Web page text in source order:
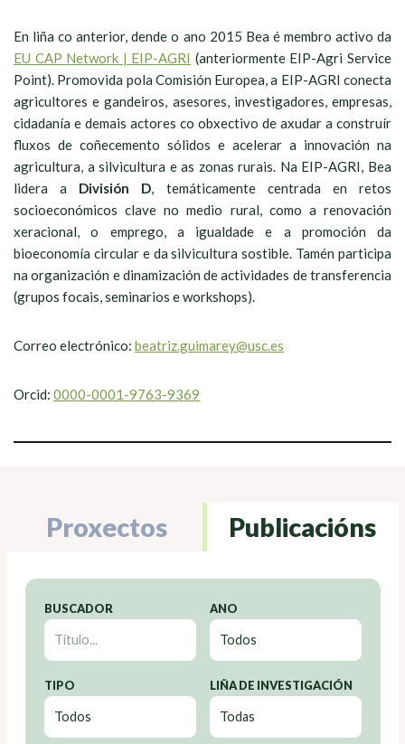
En liña co anterior, dende o ano 2015 Bea é membro activo da
EU CAP Network | EIP-AGRI (anteriormente EIP-Agri Service
Point). Promovida pola Comisión Europea, a EIP-AGRI conecta
agricultores e gandeiros, asesores, investigadores, empresas,
cidadanía e demais actores co obxectivo de axudar a construír
fluxos de coñecemento sólidos e acelerar a innovación na
agricultura, a silvicultura e as zonas rurais. Na EIP-AGRI, Bea
lidera a División D, temáticamente centrada en retos
socioeconómicos clave no medio rural, como a renovación
xeracional, o emprego, a igualdade e a promoción da
bioeconomía circular e da silvicultura sostible. Tamén participa
na organización e dinamización de actividades de transferencia
(grupos focais, seminarios e workshops).
Correo electrónico: beatriz.guimarey@usc.es
Orcid: 0000-0001-9763-9369
Proxectos Publicacións
BUSCADOR ANO
TIPO LIÑA DE INVESTIGACIÓN